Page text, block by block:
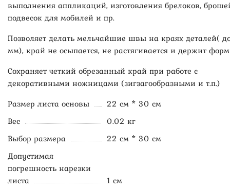
выполнения аппликаций, изготовления брелоков,
подвесок для мобилей и пр.
Позволяет делать мельчайшие швы на краях деталей(
мм), край не осыпается, не растягивается и держит
Сохраняет четкий обрезанный край при работе с
декоративными ножницами (зигзагообразными и т.п.)
Размер листа основы
22 см * 30 см
Вес
0.02 кг
Выбор размера
22 см * 30 см
Допустимая
погрешность нарезки
листа
1 см